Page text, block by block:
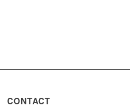
CONTACT